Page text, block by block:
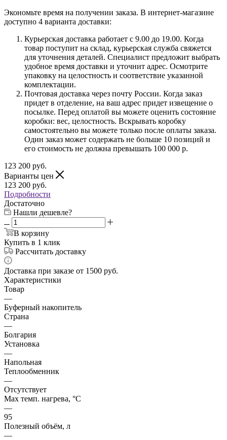
Экономьте время на получении заказа. В интернет-магазине
доступно 4 варианта доставки:
Курьерская доставка работает с 9.00 до 19.00. Когда
товар поступит на склад, курьерская служба свяжется
для уточнения деталей. Специалист предложит выбрать
удобное время доставки и уточнит адрес. Осмотрите
упаковку на целостность и соответствие указанной
комплектации.
Почтовая доставка через почту России. Когда заказ
придет в отделение, на ваш адрес придет извещение о
посылке. Перед оплатой вы можете оценить состояние
коробки: вес, целостность. Вскрывать коробку
самостоятельно вы можете только после оплаты заказа.
Один заказ может содержать не больше 10 позиций и
его стоимость не должна превышать 100 000 р.
123 200 руб.
Варианты цен
123 200 руб.
Подробности
Достаточно
Нашли дешевле?
В корзину
Купить в 1 клик
Рассчитать доставку
Доставка при заказе от 1500 руб.
Характеристики
Товар
—
Буферный накопитель
Страна
—
Болгария
Установка
—
Напольная
Теплообменник
—
Отсутствует
Max темп. нагрева, °С
—
95
Полезный объём, л
—